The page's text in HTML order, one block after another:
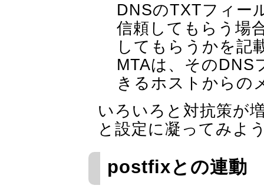
DNSのTXTフィー
信頼してもらう場
してもらうかを記
MTAは、そのDNS
きるホストからの
いろいろと対抗策が
と設定に凝ってみよ
postfixとの連動